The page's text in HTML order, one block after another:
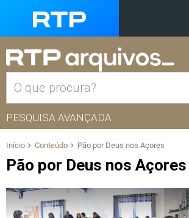
PESQUISA AVANÇADA
Início Conteúdo Pão por Deus nos Açores
Pão por Deus nos Açores